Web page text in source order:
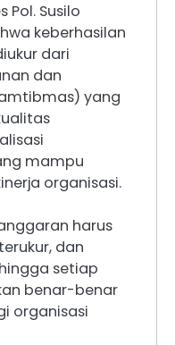
Pol. Susilo
keberhasilan
dari
dan
yang
mampu
organisasi.
harus
dan
setiap
benar-benar
organisasi